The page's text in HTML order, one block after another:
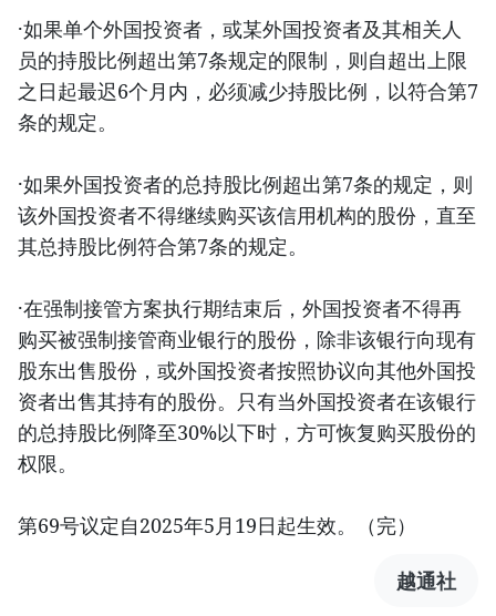
·如果单个外国投资者，或某外国投资者及其相关人
员的持股比例超出第7条规定的限制，则自超出上限
之日起最迟6个月内，必须减少持股比例，以符合第7
条的规定。
·如果外国投资者的总持股比例超出第7条的规定，则
该外国投资者不得继续购买该信用机构的股份，直至
其总持股比例符合第7条的规定。
·在强制接管方案执行期结束后，外国投资者不得再
购买被强制接管商业银行的股份，除非该银行向现有
股东出售股份，或外国投资者按照协议向其他外国投
资者出售其持有的股份。只有当外国投资者在该银行
的总持股比例降至30%以下时，方可恢复购买股份的
权限。
第69号议定自2025年5月19日起生效。（完）
越通社